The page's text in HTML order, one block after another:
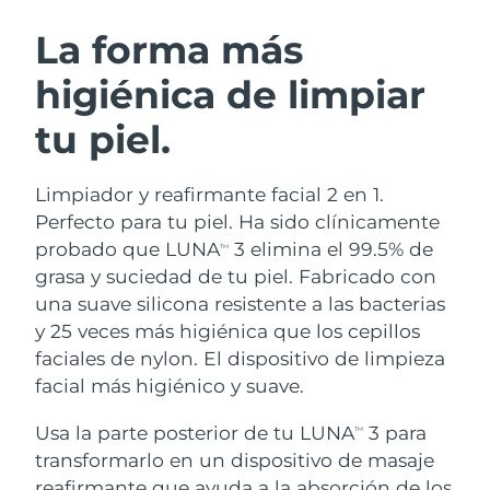
La forma más
higiénica de limpiar
tu piel.
Limpiador y reafirmante facial 2 en 1.
Perfecto para tu piel. Ha sido clínicamente
probado que LUNATM
3 elimina el 99.5% de
grasa y suciedad de tu piel. Fabricado con
una suave silicona resistente a las bacterias
y 25 veces más higiénica que los cepillos
faciales de nylon. El dispositivo de limpieza
facial más higiénico y suave.
Usa la parte posterior de tu LUNATM
3 para
transformarlo en un dispositivo de masaje
Limpieza facial
Anti-aging massage
LUNA™ 4 Plus
Massage, LED heating
LUNA™ 4 Men
Microcurrent toning
BEAR™ 2 go
Microcurrent toning on-the-go
BEAR™ 2 eyes & lips
Hidratación
UFO™ 3 pack
Deep facial hydration
UFO™ 3 LED
Near-infrared and red light therapy
device
Cuidado bucal
issa™ 4
Hybrid silicone sonic toothbrush
Smart hybrid silicone sonic toothbrush
TRATAMIENTO ANTIEDAD FAQ™
Antiedad Tratamientos LED
NEW
Austria
Baréin Entrega prevista ১১/৮/২৬
Bélgica
Bermudas Entrega prevista
Bosnia y Herzegovina Entrega prevista ১৩/৮/২৬
Brunéi
Bulgaria Entrega prevista১০/৮/২৬
Canadá Entrega prevista
Chile Entrega prevista১৪/৮/২৬